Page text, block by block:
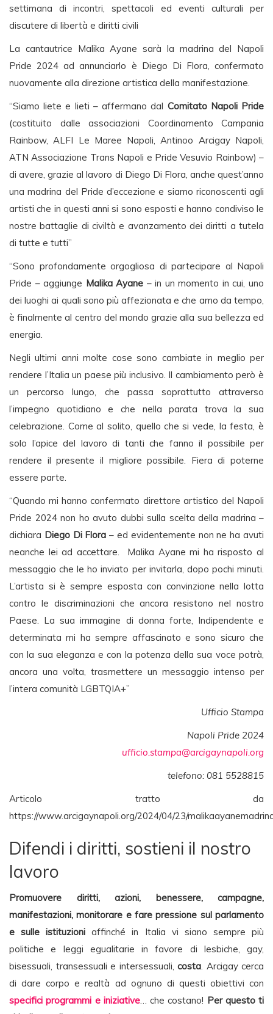
settimana di incontri, spettacoli ed eventi culturali per
discutere di libertà e diritti civili
La cantautrice Malika Ayane sarà la madrina del Napoli
Pride 2024 ad annunciarlo è Diego Di Flora, confermato
nuovamente alla direzione artistica della manifestazione.
“Siamo liete e lieti – affermano dal Comitato Napoli Pride
(costituito dalle associazioni Coordinamento Campania
Rainbow, ALFI Le Maree Napoli, Antinoo Arcigay Napoli,
ATN Associazione Trans Napoli e Pride Vesuvio Rainbow) –
di avere, grazie al lavoro di Diego Di Flora, anche quest’anno
una madrina del Pride d’eccezione e siamo riconoscenti agli
artisti che in questi anni si sono esposti e hanno condiviso le
nostre battaglie di civiltà e avanzamento dei diritti a tutela
di tutte e tutti”
“Sono profondamente orgogliosa di partecipare al Napoli
Pride – aggiunge Malika Ayane – in un momento in cui, uno
dei luoghi ai quali sono più affezionata e che amo da tempo,
è finalmente al centro del mondo grazie alla sua bellezza ed
energia.
Negli ultimi anni molte cose sono cambiate in meglio per
rendere l’Italia un paese più inclusivo. Il cambiamento però è
un percorso lungo, che passa soprattutto attraverso
l’impegno quotidiano e che nella parata trova la sua
celebrazione. Come al solito, quello che si vede, la festa, è
solo l’apice del lavoro di tanti che fanno il possibile per
rendere il presente il migliore possibile. Fiera di poterne
essere parte.
“Quando mi hanno confermato direttore artistico del Napoli
Pride 2024 non ho avuto dubbi sulla scelta della madrina –
dichiara Diego Di Flora – ed evidentemente non ne ha avuti
neanche lei ad accettare. Malika Ayane mi ha risposto al
messaggio che le ho inviato per invitarla, dopo pochi minuti.
L’artista si è sempre esposta con convinzione nella lotta
contro le discriminazioni che ancora resistono nel nostro
Paese. La sua immagine di donna forte, Indipendente e
determinata mi ha sempre affascinato e sono sicuro che
con la sua eleganza e con la potenza della sua voce potrà,
ancora una volta, trasmettere un messaggio intenso per
l’intera comunità LGBTQIA+”
Ufficio Stampa
Napoli Pride 2024
ufficio.stampa@arcigaynapoli.org
telefono: 081 5528815
Articolo tratto da
https://www.arcigaynapoli.org/2024/04/23/
Difendi i diritti, sostieni il nostro
lavoro
Promuovere diritti, azioni, benessere, campagne,
manifestazioni, monitorare e fare pressione sul parlamento
e sulle istituzioni affinché in Italia vi siano sempre più
politiche e leggi egualitarie in favore di lesbiche, gay,
bisessuali, transessuali e intersessuali, costa. Arcigay cerca
di dare corpo e realtà ad ognuno di questi obiettivi con
specifici programmi e iniziative… che costano! Per questo ti